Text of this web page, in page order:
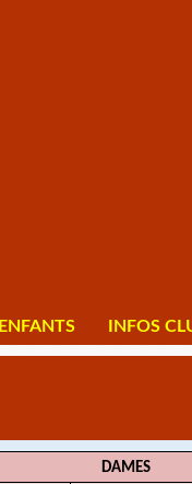
ENFANTS INFOS
DAMES